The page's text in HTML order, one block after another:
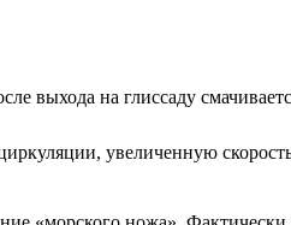
на глиссаду
увеличенную